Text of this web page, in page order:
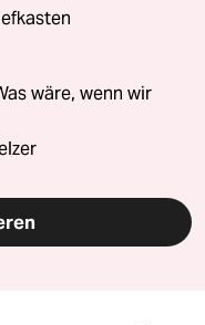
wäre, wenn wir